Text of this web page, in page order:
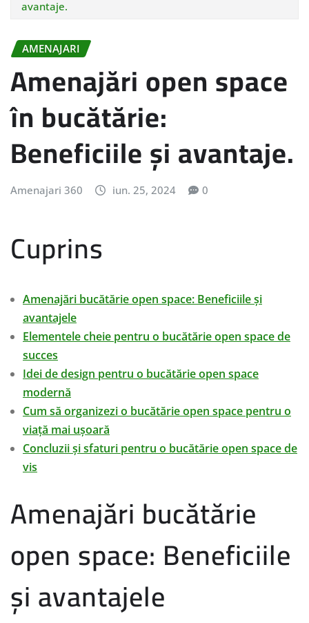
avantaje.
AMENAJARI
Amenajări open space
în bucătărie:
Beneficiile și avantaje.
Amenajari 360 iun. 25, 2024 0
Cuprins
Amenajări bucătărie open space: Beneficiile și
avantajele
Elementele cheie pentru o bucătărie open space de
succes
Idei de design pentru o bucătărie open space
modernă
Cum să organizezi o bucătărie open space pentru o
viață mai ușoară
Concluzii și sfaturi pentru o bucătărie open space de
vis
Amenajări bucătărie
open space: Beneficiile
și avantajele